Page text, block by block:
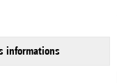
informations